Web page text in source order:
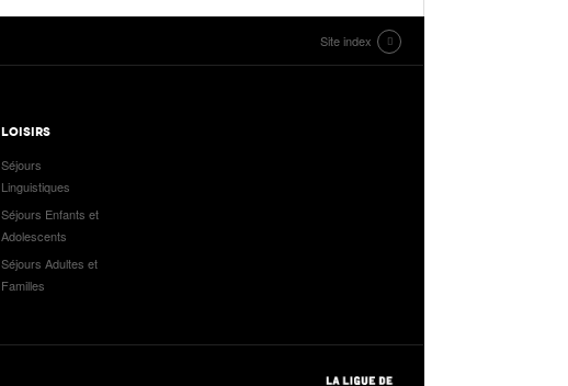
Site index
LOISIRS
Séjours
Linguistiques
Séjours Enfants et
Adolescents
Séjours Adultes et
Familles